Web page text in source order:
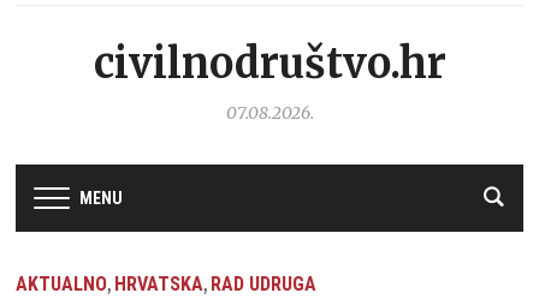
civilnodruštvo.hr
07.08.2026.
MENU
AKTUALNO, HRVATSKA, RAD UDRUGA